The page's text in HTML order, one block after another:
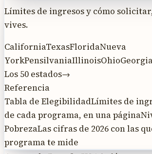
Límites de ingresos y cómo
vives.
CaliforniaTexasFloridaNueva
YorkPensilvaniaIllinoisOhio
Los 50 estados→
Referencia
Tabla de ElegibilidadLímites de
de cada programa, en una página
PobrezaLas cifras de 2026 con las
programa te mide